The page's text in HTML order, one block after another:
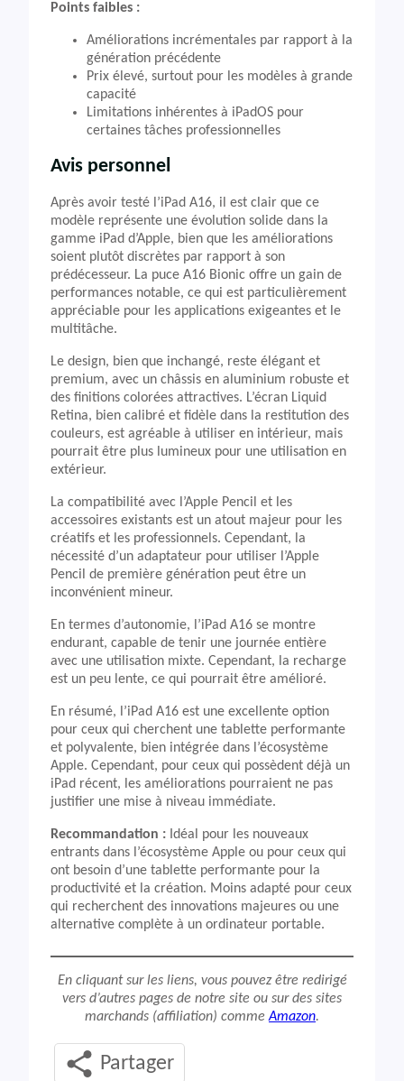
Points faibles :
Améliorations incrémentales par rapport à la
génération précédente
Prix élevé, surtout pour les modèles à grande
capacité
Limitations inhérentes à iPadOS pour
certaines tâches professionnelles
Avis personnel
Après avoir testé l’iPad A16, il est clair que ce
modèle représente une évolution solide dans la
gamme iPad d’Apple, bien que les améliorations
soient plutôt discrètes par rapport à son
prédécesseur. La puce A16 Bionic offre un gain de
performances notable, ce qui est particulièrement
appréciable pour les applications exigeantes et le
multitâche.
Le design, bien que inchangé, reste élégant et
premium, avec un châssis en aluminium robuste et
des finitions colorées attractives. L’écran Liquid
Retina, bien calibré et fidèle dans la restitution des
couleurs, est agréable à utiliser en intérieur, mais
pourrait être plus lumineux pour une utilisation en
extérieur.
La compatibilité avec l’Apple Pencil et les
accessoires existants est un atout majeur pour les
créatifs et les professionnels. Cependant, la
nécessité d’un adaptateur pour utiliser l’Apple
Pencil de première génération peut être un
inconvénient mineur.
En termes d’autonomie, l’iPad A16 se montre
endurant, capable de tenir une journée entière
avec une utilisation mixte. Cependant, la recharge
est un peu lente, ce qui pourrait être amélioré.
En résumé, l’iPad A16 est une excellente option
pour ceux qui cherchent une tablette performante
et polyvalente, bien intégrée dans l’écosystème
Apple. Cependant, pour ceux qui possèdent déjà un
iPad récent, les améliorations pourraient ne pas
justifier une mise à niveau immédiate.
Recommandation : Idéal pour les nouveaux
entrants dans l’écosystème Apple ou pour ceux qui
ont besoin d’une tablette performante pour la
productivité et la création. Moins adapté pour ceux
qui recherchent des innovations majeures ou une
alternative complète à un ordinateur portable.
En cliquant sur les liens, vous pouvez être redirigé
vers d’autres pages de notre site ou sur des sites
marchands (affiliation) commeAmazon.
Partager